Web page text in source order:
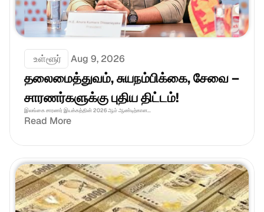
உள்ளூர் Aug 9, 2026
தலைமைத்துவம், சுயநம்பிக்கை, சேவை –
சாரணர்களுக்கு புதிய திட்டம்!
இலங்கை சாரணர் இயக்கத்தின் 2026 ஆம் ஆண்டிற்கான...
Read More